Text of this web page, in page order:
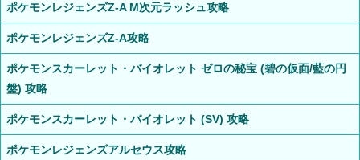
ポケモンレジェンズZ-A M次元ラッシュ攻略
ポケモンレジェンズZ-A攻略
ポケモンスカーレット・バイオレット ゼロの秘宝 (碧の仮面/藍の円
盤) 攻略
ポケモンスカーレット・バイオレット (SV) 攻略
ポケモンレジェンズアルセウス攻略